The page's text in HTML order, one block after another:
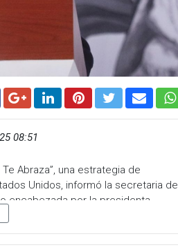
08:51
Abraza”, una estrategia de
Unidos, informó la secretaria de
encabezada por la presidenta